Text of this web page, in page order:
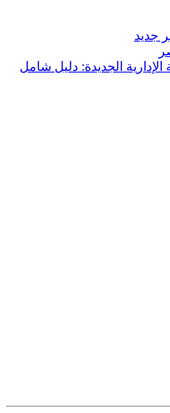
جديد
الجديدة: دليل شامل